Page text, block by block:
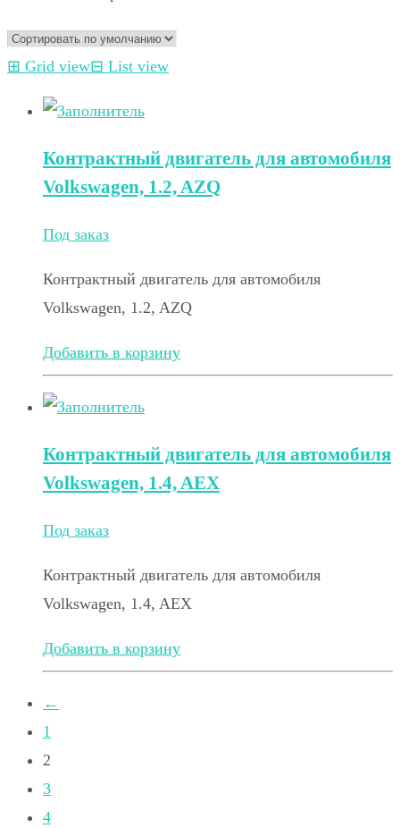
⊞ Grid view⊟ List view
Контрактный двигатель для автомобиля
Volkswagen, 1.2, AZQ
Под заказ
Контрактный двигатель для автомобиля
Volkswagen, 1.2, AZQ
Добавить в корзину
Контрактный двигатель для автомобиля
Volkswagen, 1.4, AEX
Под заказ
Контрактный двигатель для автомобиля
Volkswagen, 1.4, AEX
Добавить в корзину
←
1
2
3
4